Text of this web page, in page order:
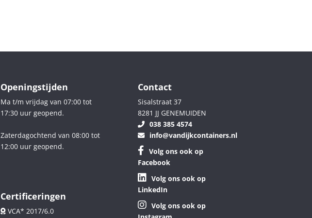
Openingstijden
Ma t/m vrijdag van 07:00 tot
17:30 uur geopend.
Zaterdagochtend van 08:00 tot
12:00 uur geopend.
Certificeringen
VCA* 2017/6.0
Contact
Sisalstraat 37
8281 JJ GENEMUIDEN
038 385 4574
info@vandijkcontainers.nl
Volg ons ook op
Facebook
Volg ons ook op
LinkedIn
Volg ons ook op